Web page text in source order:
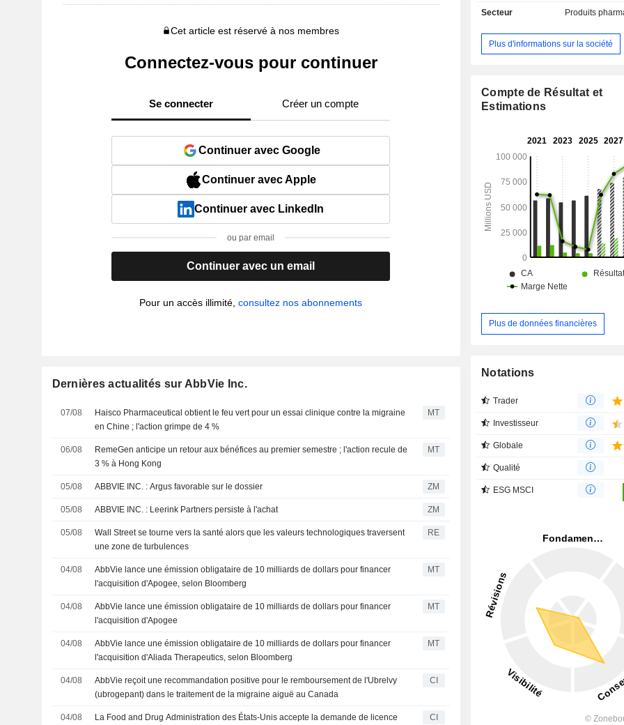
Cet article est réservé à nos membres
Connectez-vous pour continuer
Se connecter Créer un compte
Continuer avec Google
Continuer avec Apple
Continuer avec LinkedIn
ou par email
Continuer avec un email
Pour un accès illimité,consultez nos abonnements
Dernières actualités sur AbbVie Inc.
07/08
Haisco Pharmaceutical obtient le feu vert pour un essai clinique contre la migraine
en Chine ; l'action grimpe de 4 %
MT
06/08
RemeGen anticipe un retour aux bénéfices au premier semestre ; l'action recule de
3 % à Hong Kong
MT
05/08 ABBVIE INC. : Argus favorable sur le dossier ZM
05/08 ABBVIE INC. : Leerink Partners persiste à l'achat ZM
05/08
Wall Street se tourne vers la santé alors que les valeurs technologiques traversent
une zone de turbulences
RE
04/08
AbbVie lance une émission obligataire de 10 milliards de dollars pour financer
l'acquisition d'Apogee, selon Bloomberg
MT
04/08
AbbVie lance une émission obligataire de 10 milliards de dollars pour financer
l'acquisition d'Apogee
MT
04/08
AbbVie lance une émission obligataire de 10 milliards de dollars pour financer
l'acquisition d'Aliada Therapeutics, selon Bloomberg
MT
04/08
AbbVie reçoit une recommandation positive pour le remboursement de l'Ubrelvy
(ubrogepant) dans le traitement de la migraine aiguë au Canada
CI
04/08
La Food and Drug Administration des États-Unis accepte la demande de licence
CI
associées à la maladie rénale
Etats-Unis (76,2%), Allemagne
(2,1%), Canada (2%), Chine
(9,5%).
Secteur Produits
Plus d'informations sur la société
Compte de Résultat et
Estimations
Plus de données financières
Notations
Trader
Investisseur
Globale
Qualité
ESG MSCI